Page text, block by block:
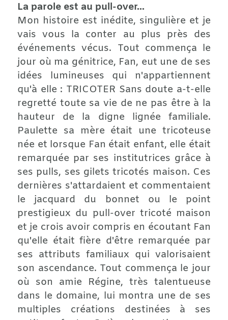
La parole est au pull-over...
Mon histoire est inédite, singulière et je
vais vous la conter au plus près des
événements vécus. Tout commença le
jour où ma génitrice, Fan, eut une de ses
idées lumineuses qui n'appartiennent
qu'à elle : TRICOTER Sans doute a-t-elle
regretté toute sa vie de ne pas être à la
hauteur de la digne lignée familiale.
Paulette sa mère était une tricoteuse
née et lorsque Fan était enfant, elle était
remarquée par ses institutrices grâce à
ses pulls, ses gilets tricotés maison. Ces
dernières s'attardaient et commentaient
le jacquard du bonnet ou le point
prestigieux du pull-over tricoté maison
et je crois avoir compris en écoutant Fan
qu'elle était fière d'être remarquée par
ses attributs familiaux qui valorisaient
son ascendance. Tout commença le jour
où son amie Régine, très talentueuse
dans le domaine, lui montra une de ses
multiples créations destinées à ses